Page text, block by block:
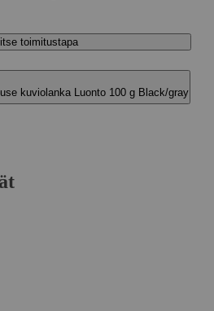
toimitustapa
kuviolanka Luonto 100 g Black/gray